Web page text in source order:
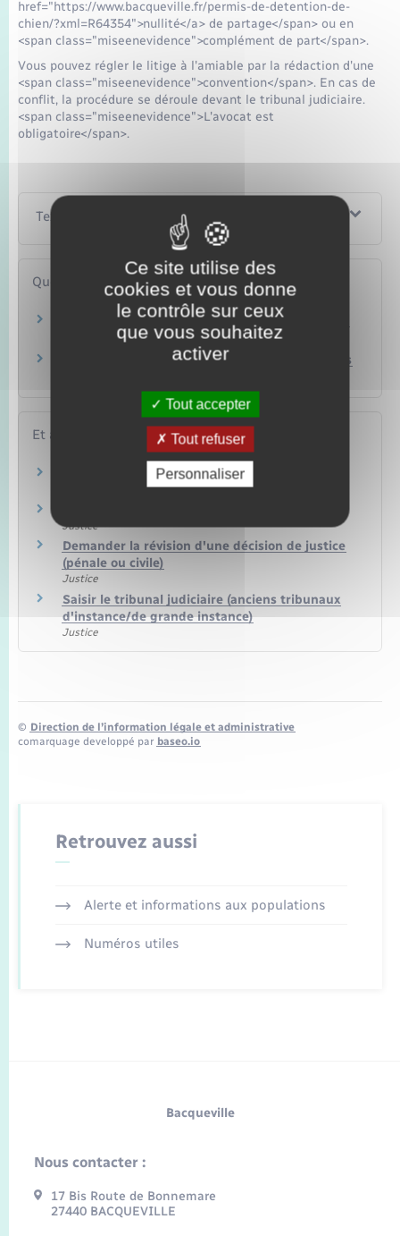
href="https://www.bacqueville.fr/permis-de-detention-de-
chien/?xml=R64354">nullité</a> de partage</span> ou en
<span class="miseenevidence">complément de part</span>.
Vous pouvez régler le litige à l'amiable par la rédaction d'une
<span class="miseenevidence">convention</span>. En cas de
conflit, la procédure se déroule devant le tribunal judiciaire.
<span class="miseenevidence">L'avocat est
obligatoire</span>.
Textes de référence
Questions ? Réponses !
Divorce : quelles sont les règles de partage des
biens des époux ?
Quels sont les modes de preuve dans un procès
Et aussi
Divorce : procédure de partage des biens
Famille – Scolarité
Justice
Demander la révision d'une décision de justice
(pénale ou civile)
Justice
Saisir le tribunal judiciaire (anciens tribunaux
d'instance/de grande instance)
Justice
© Direction de l’information légale et administrative
comarquage developpé par baseo.io
Retrouvez aussi
Alerte et informations aux populations
Numéros utiles
Bacqueville
Nous contacter :
17 Bis Route de Bonnemare
27440 BACQUEVILLE
Ce site utilise des
cookies et vous donne
le contrôle sur ceux
que vous souhaitez
activer
Tout accepter
Tout refuser
Personnaliser